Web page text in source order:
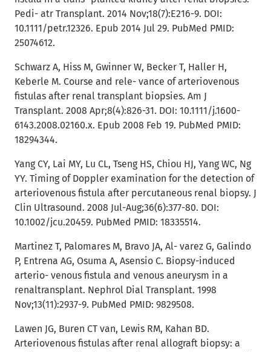
Pedi- atr Transplant. 2014 Nov;18(7):E216-9. DOI:
10.1111/petr.12326. Epub 2014 Jul 29. PubMed PMID:
25074612.
Schwarz A, Hiss M, Gwinner W, Becker T, Haller H,
Keberle M. Course and rele- vance of arteriovenous
fistulas after renal transplant biopsies. Am J
Transplant. 2008 Apr;8(4):826-31. DOI: 10.1111/j.1600-
6143.2008.02160.x. Epub 2008 Feb 19. PubMed PMID:
18294344.
Yang CY, Lai MY, Lu CL, Tseng HS, Chiou HJ, Yang WC, Ng
YY. Timing of Doppler examination for the detection of
arteriovenous fistula after percutaneous renal biopsy. J
Clin Ultrasound. 2008 Jul-Aug;36(6):377-80. DOI:
10.1002/jcu.20459. PubMed PMID: 18335514.
Martinez T, Palomares M, Bravo JA, Al- varez G, Galindo
P, Entrena AG, Osuma A, Asensio C. Biopsy-induced
arterio- venous fistula and venous aneurysm in a
renaltransplant. Nephrol Dial Transplant. 1998
Nov;13(11):2937-9. PubMed PMID: 9829508.
Lawen JG, Buren CT van, Lewis RM, Kahan BD.
Arteriovenous fistulas after renal allograft biopsy: a